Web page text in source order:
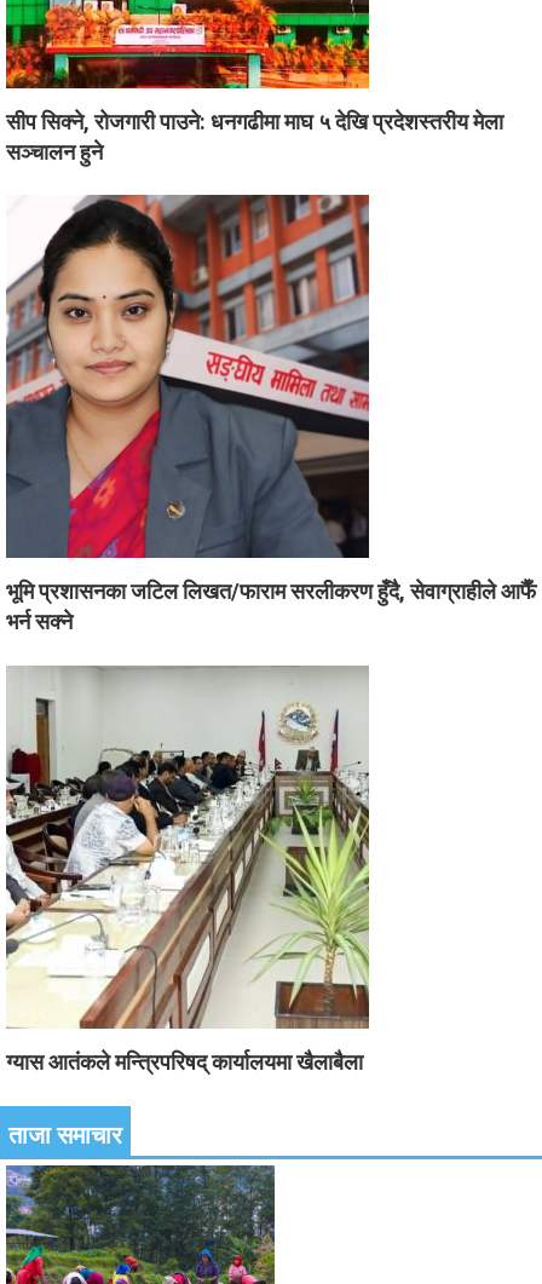
सीप सिक्ने, रोजगारी पाउने: धनगढीमा माघ ५ देखि प्रदेशस्तरीय मेला
सञ्चालन हुने
भूमि प्रशासनका जटिल लिखत/फाराम सरलीकरण हुँदै, सेवाग्राहीले आफैँ
भर्न सक्ने
ग्यास आतंकले मन्त्रिपरिषद् कार्यालयमा खैलाबैला
ताजा समाचार